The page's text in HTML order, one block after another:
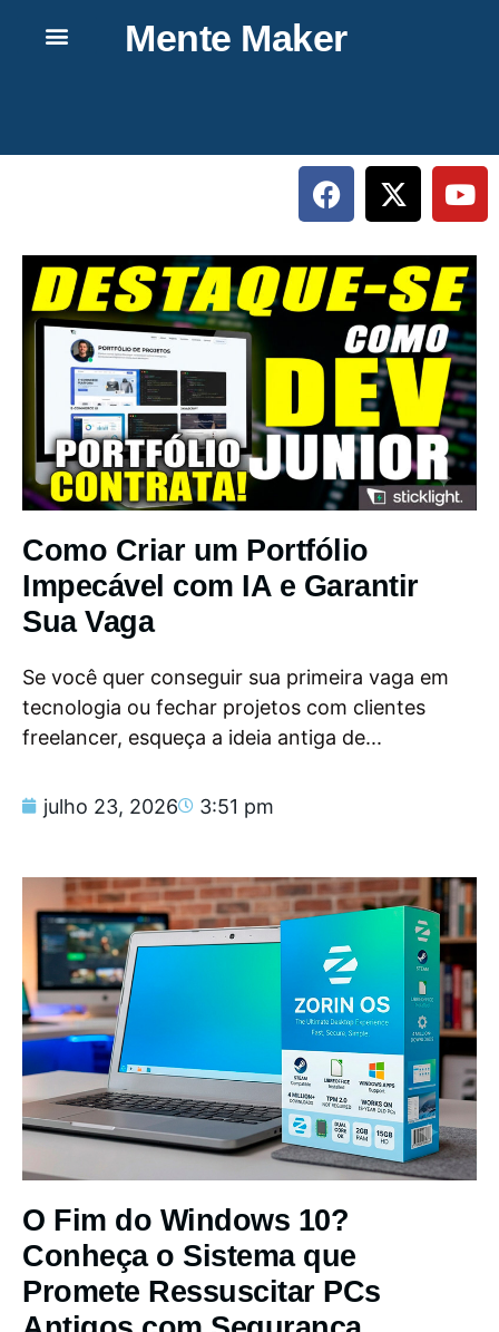
Mente Maker
Como Criar um Portfólio
Impecável com IA e Garantir
Sua Vaga
Se você quer conseguir sua primeira vaga em
tecnologia ou fechar projetos com clientes
freelancer, esqueça a ideia antiga de...
julho 23, 2026 3:51 pm
O Fim do Windows 10?
Conheça o Sistema que
Promete Ressuscitar PCs